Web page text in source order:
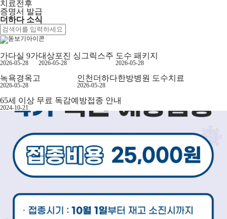
치료전후
증명서 발급
더하다 소식
가다실 9가
2026-05-28
대상포진 싱그릭스주
2026-05-28
도수 패키지
2026-05-28
녹욕경옥고
2026-05-28
인천더하다한방병원 도수치료
2026-05-28
65세 이상 무료 독감예방접종 안내
2024-10-21